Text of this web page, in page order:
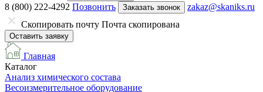
8 (800) 222-4292 Позвонить Заказать звонок
zakaz@skaniks.ru
Скопировать почту Почта скопирована
Оставить заявку
Главная
Каталог
Анализ химического состава
Весоизмерительное оборудование